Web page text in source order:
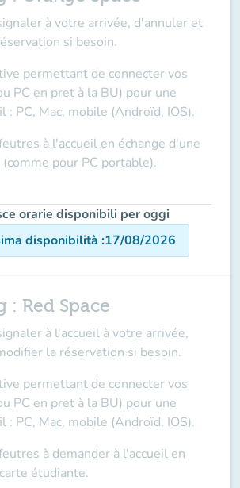
à votre arrivée, d'annuler et
si besoin.
permettant de connecter vos
PC en pret à la BU) pour une
: PC, Mac, mobile (Androïd, IOS).
à l'accueil en échange d'une
pour PC portable).
orarie disponibili per oggi
disponibilità :17/08/2026
: Red Space
à l'accueil à votre arrivée,
la réservation si besoin.
permettant de connecter vos
PC en pret à la BU) pour une
: PC, Mac, mobile (Androïd, IOS).
à demander à l'accueil en
étudiante.